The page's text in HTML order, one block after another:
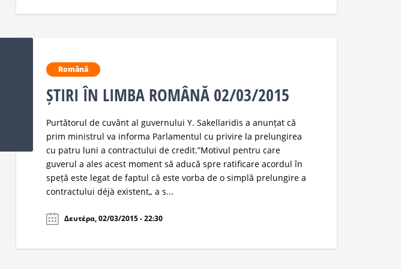
Română
ȘTIRI ÎN LIMBA ROMÂNĂ 02/03/2015
Purtătorul de cuvânt al guvernului Y. Sakellaridis a anunțat că
prim ministrul va informa Parlamentul cu privire la prelungirea
cu patru luni a contractului de credit.”Motivul pentru care
guverul a ales acest moment să aducă spre ratificare acordul în
speță este legat de faptul că este vorba de o simplă prelungire a
contractului déjà existent„ a s...
Δευτέρα, 02/03/2015 - 22:30